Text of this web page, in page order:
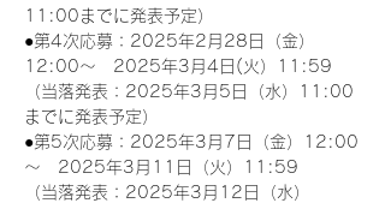
11:00までに発表予定）
●第4次応募：2025年2月28日（金）
12:00～　2025年3月4日(火）11:59
（当落発表：2025年3月5日（水）11:00
までに発表予定）
●第5次応募：2025年3月7日（金）12:00
～　2025年3月11日（火）11:59
（当落発表：2025年3月12日（水）